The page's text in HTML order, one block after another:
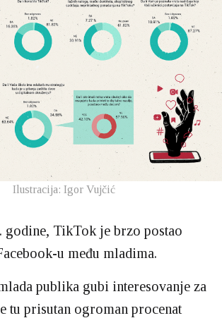
Ilustracija: Igor Vujčić
godine, TikTok je brzo postao
u među mladima.
publika gubi interesovanje za
tu prisutan ogroman procenat